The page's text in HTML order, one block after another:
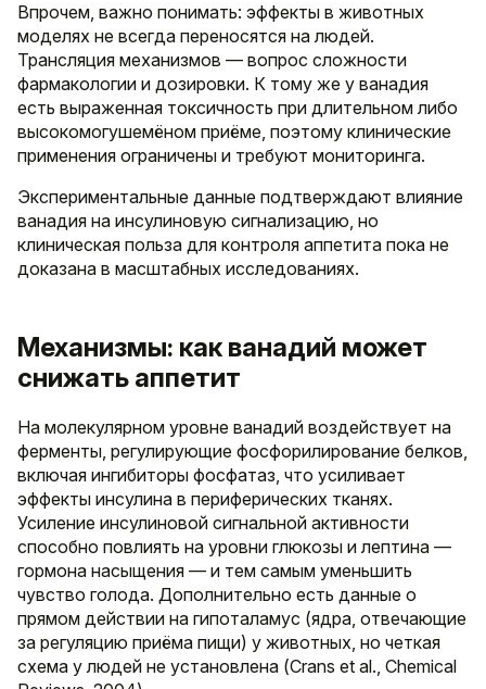
Впрочем, важно понимать: эффекты в животных
моделях не всегда переносятся на людей.
Трансляция механизмов — вопрос сложности
фармакологии и дозировки. К тому же у ванадия
есть выраженная токсичность при длительном либо
высокомогушемёном приёме, поэтому клинические
применения ограничены и требуют мониторинга.
Экспериментальные данные подтверждают влияние
ванадия на инсулиновую сигнализацию, но
клиническая польза для контроля аппетита пока не
доказана в масштабных исследованиях.
Механизмы: как ванадий может
снижать аппетит
На молекулярном уровне ванадий воздействует на
ферменты, регулирующие фосфорилирование белков,
включая ингибиторы фосфатаз, что усиливает
эффекты инсулина в периферических тканях.
Усиление инсулиновой сигнальной активности
способно повлиять на уровни глюкозы и лептина —
гормона насыщения — и тем самым уменьшить
чувство голода. Дополнительно есть данные о
прямом действии на гипоталамус (ядра, отвечающие
за регуляцию приёма пищи) у животных, но четкая
схема у людей не установлена (Crans et al., Chemical